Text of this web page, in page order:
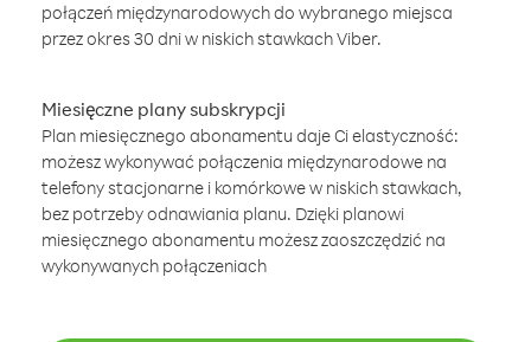
połączeń międzynarodowych do wybranego miejsca
przez okres 30 dni w niskich stawkach Viber.
Miesięczne plany subskrypcji
Plan miesięcznego abonamentu daje Ci elastyczność:
możesz wykonywać połączenia międzynarodowe na
telefony stacjonarne i komórkowe w niskich stawkach,
bez potrzeby odnawiania planu. Dzięki planowi
miesięcznego abonamentu możesz zaoszczędzić na
wykonywanych połączeniach